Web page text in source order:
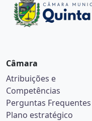
Câmara
Atribuições e
Competências
Perguntas Frequentes
Plano estratégico